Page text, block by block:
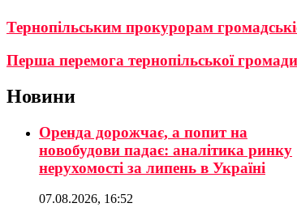
Тернопільським прокурорам
Перша перемога тернопільської
Новини
Оренда дорожчає, а попит на
новобудови падає: аналітика ринку
нерухомості за липень в Україні
07.08.2026, 16:52